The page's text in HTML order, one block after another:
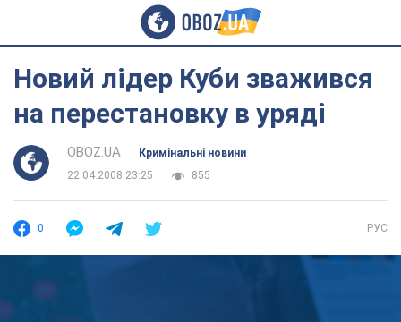
Новий лідер Куби зважився
на перестановку в уряді
OBOZ.UA
Кримінальні новини
22.04.2008 23:25
855
0 РУС